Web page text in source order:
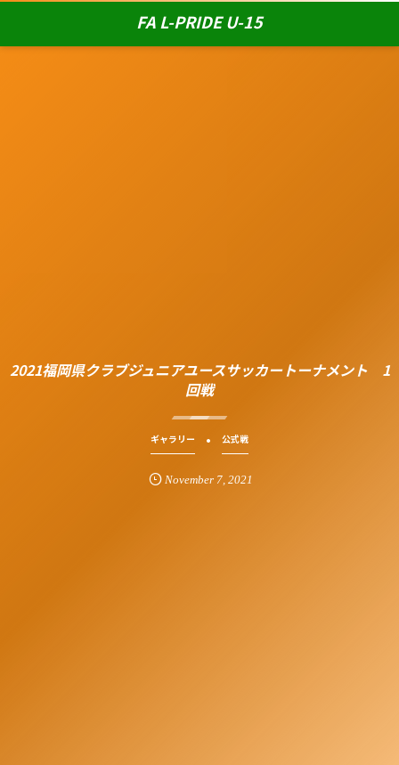
FA L-PRIDE U-15
2021福岡県クラブジュニアユースサッカートーナメント 1
回戦
ギャラリー 公式戦
November 7 ,2021